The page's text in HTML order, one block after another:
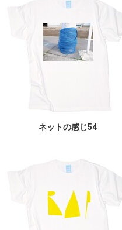
ネットの感じ54